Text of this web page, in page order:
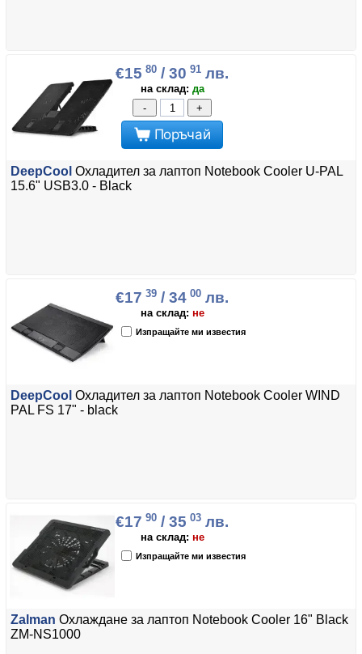
€15 80 / 30 91 лв.
на склад: да
-
+
Поръчай
DeepCool Охладител за лаптоп Notebook Cooler U-PAL
15.6" USB3.0 - Black
€17 39 / 34 00 лв.
на склад: не
Изпращайте ми известия
DeepCool Охладител за лаптоп Notebook Cooler WIND
PAL FS 17" - black
€17 90 / 35 03 лв.
на склад: не
Изпращайте ми известия
Zalman Охлаждане за лаптоп Notebook Cooler 16" Black
ZM-NS1000